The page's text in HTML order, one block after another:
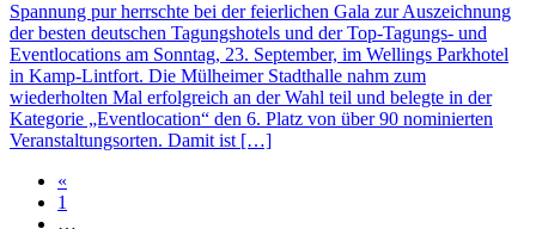
Spannung pur herrschte bei der feierlichen Gala zur Auszeichnung
der besten deutschen Tagungshotels und der Top-Tagungs- und
Eventlocations am Sonntag, 23. September, im Wellings Parkhotel
in Kamp-Lintfort. Die Mülheimer Stadthalle nahm zum
wiederholten Mal erfolgreich an der Wahl teil und belegte in der
Kategorie „Eventlocation“ den 6. Platz von über 90 nominierten
Veranstaltungsorten. Damit ist […]
«
1
…